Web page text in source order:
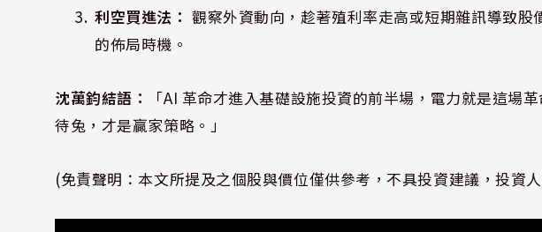
利空買進法： 觀察外資動向，趁著殖利率走高或短期雜訊導致
的佈局時機。
沈萬鈞結語：
「AI 革命才進入基礎設施投資的前半場，電力就是這場
待兔，才是贏家策略。」
(免責聲明：本文所提及之個股與價位僅供參考，不具投資建議，投資